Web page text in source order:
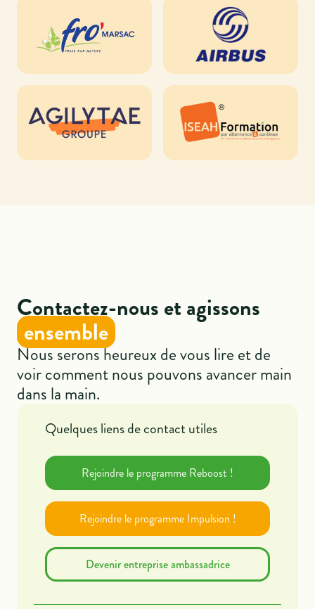
Contactez-nous et agissons
ensemble
Nous serons heureux de vous lire et de
voir comment nous pouvons avancer main
dans la main.
Quelques liens de contact utiles
Rejoindre le programme Reboost !
Rejoindre le programme Impulsion !
Devenir entreprise ambassadrice